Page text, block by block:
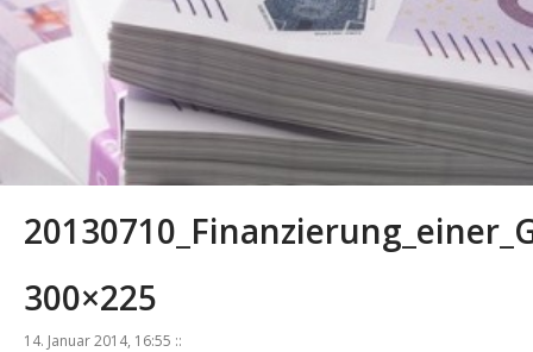
300×225
14. Januar 2014, 16:55 ::